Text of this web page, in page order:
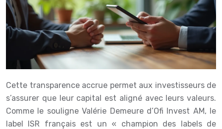
Cette transparence accrue permet aux investisseurs de
s’assurer que leur capital est aligné avec leurs valeurs.
Comme le souligne Valérie Demeure d’Ofi Invest AM, le
label ISR français est un « champion des labels de